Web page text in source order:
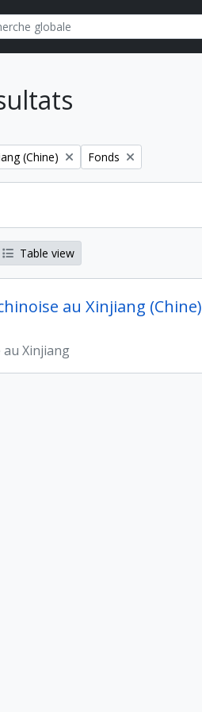
(Chine) Remove filter:
Fonds
Table view
au Xinjiang (Chine)
Xinjiang